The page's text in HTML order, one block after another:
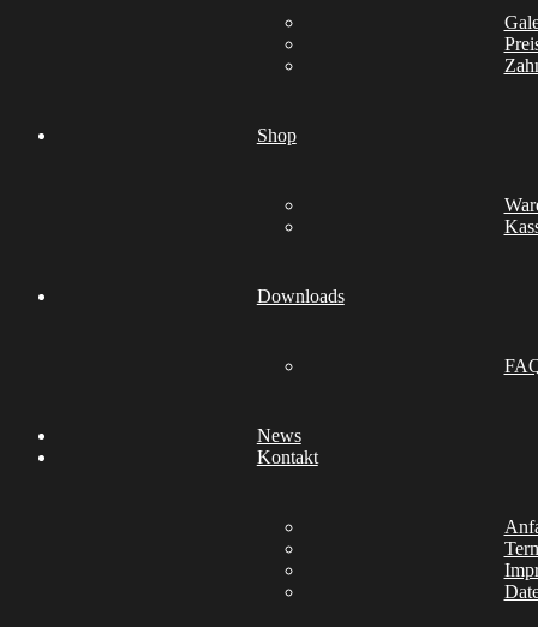
Shop
Downloads
News
Kontakt